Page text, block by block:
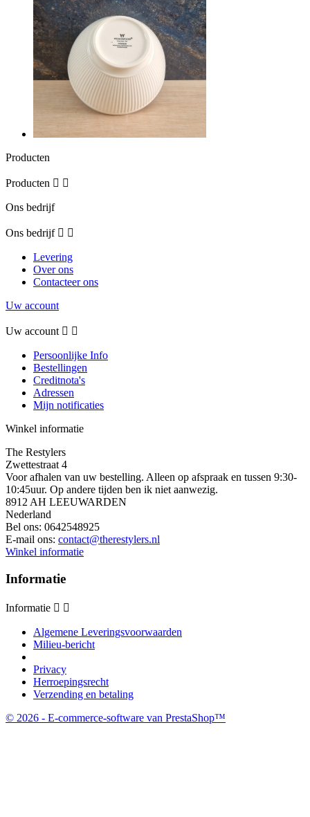
Producten
Producten  
Ons bedrijf
Ons bedrijf  
Levering
Over ons
Contacteer ons
Uw account
Uw account  
Persoonlijke Info
Bestellingen
Creditnota's
Adressen
Mijn notificaties
Winkel informatie
The Restylers
Zwettestraat 4
Voor afhalen van uw bestelling. Alleen op afspraak en tussen 9:30-
10:45uur. Op andere tijden ben ik niet aanwezig.
8912 AH LEEUWARDEN
Nederland
Bel ons: 0642548925
E-mail ons: contact@therestylers.nl
Winkel informatie
Informatie
Informatie  
Algemene Leveringsvoorwaarden
Milieu-bericht
Privacy
Herroepingsrecht
Verzending en betaling
© 2026 - E-commerce-software van PrestaShop™